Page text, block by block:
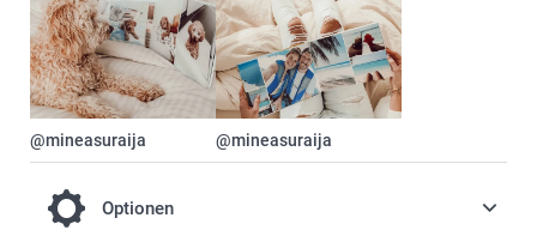
@mineasuraija @mineasuraija
Optionen